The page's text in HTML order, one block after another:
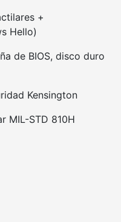
+
Hello)
de BIOS, disco duro
Kensington
MIL-STD 810H